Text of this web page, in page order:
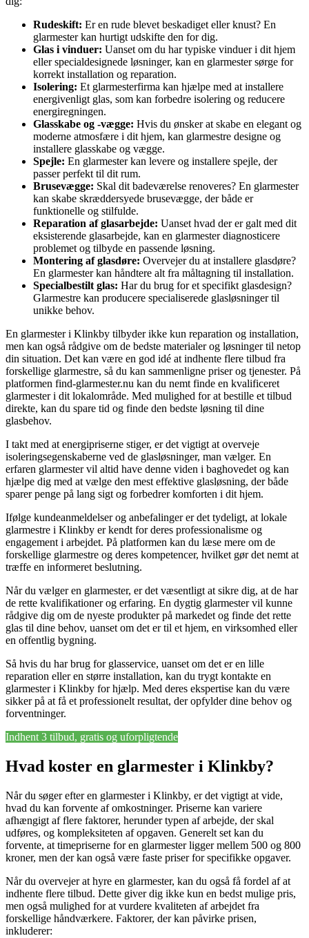
Rudeskift: Er en rude blevet beskadiget eller knust? En
glarmester kan hurtigt udskifte den for dig.
Glas i vinduer: Uanset om du har typiske vinduer i dit hjem
eller specialdesignede løsninger, kan en glarmester sørge for
korrekt installation og reparation.
Isolering: Et glarmesterfirma kan hjælpe med at installere
energivenligt glas, som kan forbedre isolering og reducere
energiregningen.
Glasskabe og -vægge: Hvis du ønsker at skabe en elegant og
moderne atmosfære i dit hjem, kan glarmestre designe og
installere glasskabe og vægge.
Spejle: En glarmester kan levere og installere spejle, der
passer perfekt til dit rum.
Brusevægge: Skal dit badeværelse renoveres? En glarmester
kan skabe skræddersyede brusevægge, der både er
funktionelle og stilfulde.
Reparation af glasarbejde: Uanset hvad der er galt med dit
eksisterende glasarbejde, kan en glarmester diagnosticere
problemet og tilbyde en passende løsning.
Montering af glasdøre: Overvejer du at installere glasdøre?
En glarmester kan håndtere alt fra måltagning til installation.
Specialbestilt glas: Har du brug for et specifikt glasdesign?
Glarmestre kan producere specialiserede glasløsninger til
unikke behov.
En glarmester i Klinkby tilbyder ikke kun reparation og installation,
men kan også rådgive om de bedste materialer og løsninger til netop
din situation. Det kan være en god idé at indhente flere tilbud fra
forskellige glarmestre, så du kan sammenligne priser og tjenester. På
platformen find-glarmester.nu kan du nemt finde en kvalificeret
glarmester i dit lokalområde. Med mulighed for at bestille et tilbud
direkte, kan du spare tid og finde den bedste løsning til dine
glasbehov.
I takt med at energipriserne stiger, er det vigtigt at overveje
isoleringsegenskaberne ved de glasløsninger, man vælger. En
erfaren glarmester vil altid have denne viden i baghovedet og kan
hjælpe dig med at vælge den mest effektive glasløsning, der både
sparer penge på lang sigt og forbedrer komforten i dit hjem.
Ifølge kundeanmeldelser og anbefalinger er det tydeligt, at lokale
glarmestre i Klinkby er kendt for deres professionalisme og
engagement i arbejdet. På platformen kan du læse mere om de
forskellige glarmestre og deres kompetencer, hvilket gør det nemt at
træffe en informeret beslutning.
Når du vælger en glarmester, er det væsentligt at sikre dig, at de har
de rette kvalifikationer og erfaring. En dygtig glarmester vil kunne
rådgive dig om de nyeste produkter på markedet og finde det rette
glas til dine behov, uanset om det er til et hjem, en virksomhed eller
en offentlig bygning.
Så hvis du har brug for glasservice, uanset om det er en lille
reparation eller en større installation, kan du trygt kontakte en
glarmester i Klinkby for hjælp. Med deres ekspertise kan du være
sikker på at få et professionelt resultat, der opfylder dine behov og
forventninger.
Indhent 3 tilbud, gratis og uforpligtende
Hvad koster en glarmester i Klinkby?
Når du søger efter en glarmester i Klinkby, er det vigtigt at vide,
hvad du kan forvente af omkostninger. Priserne kan variere
afhængigt af flere faktorer, herunder typen af arbejde, der skal
udføres, og kompleksiteten af opgaven. Generelt set kan du
forvente, at timepriserne for en glarmester ligger mellem 500 og 800
kroner, men der kan også være faste priser for specifikke opgaver.
Når du overvejer at hyre en glarmester, kan du også få fordel af at
indhente flere tilbud. Dette giver dig ikke kun en bedst mulige pris,
men også mulighed for at vurdere kvaliteten af arbejdet fra
forskellige håndværkere. Faktorer, der kan påvirke prisen,
inkluderer: